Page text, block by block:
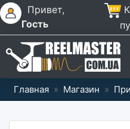
Привет,
Гость
Главная » Магазин »